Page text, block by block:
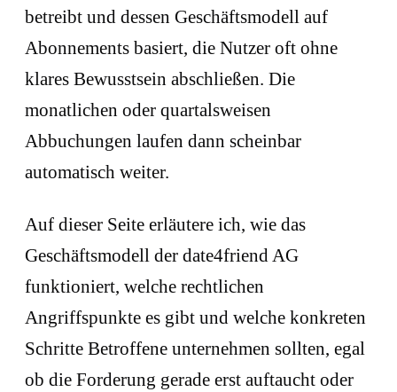
betreibt und dessen Geschäftsmodell auf
Abonnements basiert, die Nutzer oft ohne
klares Bewusstsein abschließen. Die
monatlichen oder quartalsweisen
Abbuchungen laufen dann scheinbar
automatisch weiter.
Auf dieser Seite erläutere ich, wie das
Geschäftsmodell der date4friend AG
funktioniert, welche rechtlichen
Angriffspunkte es gibt und welche konkreten
Schritte Betroffene unternehmen sollten, egal
ob die Forderung gerade erst auftaucht oder